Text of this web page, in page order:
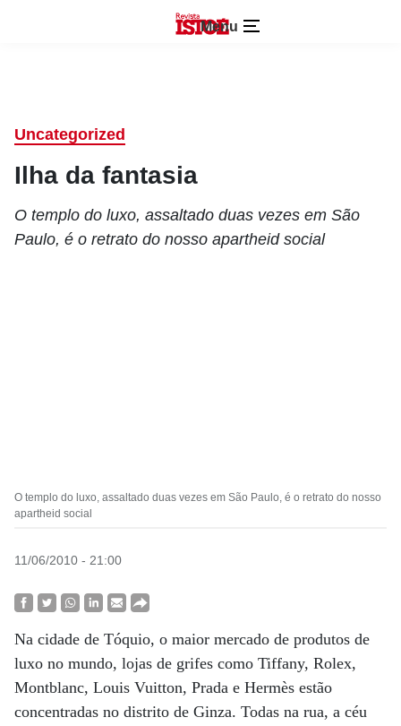
Menu
Uncategorized
Ilha da fantasia
O templo do luxo, assaltado duas vezes em São
Paulo, é o retrato do nosso apartheid social
O templo do luxo, assaltado duas vezes em São Paulo, é o retrato do nosso
apartheid social
11/06/2010 - 21:00
Na cidade de Tóquio, o maior mercado de produtos de
luxo no mundo, lojas de grifes como Tiffany, Rolex,
Montblanc, Louis Vuitton, Prada e Hermès estão
concentradas no distrito de Ginza. Todas na rua, a céu